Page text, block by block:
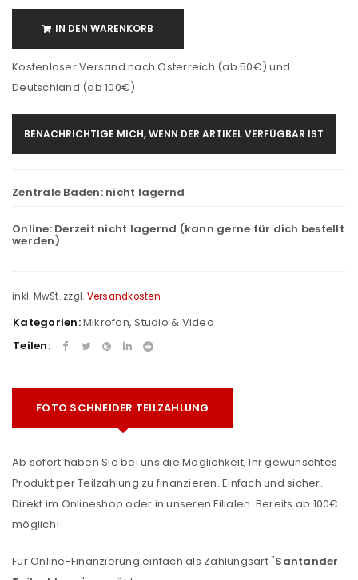
IN DEN WARENKORB
Kostenloser Versand nach Österreich (ab 50€) und
Deutschland (ab 100€)
BENACHRICHTIGE MICH, WENN DER ARTIKEL VERFÜGBAR IST
Zentrale Baden: nicht lagernd
Online: Derzeit nicht lagernd (kann gerne für dich bestellt
werden)
inkl. MwSt. zzgl. Versandkosten
Kategorien:Mikrofon,Studio & Video
Teilen:
FOTO SCHNEIDER TEILZAHLUNG
Ab sofort haben Sie bei uns die Möglichkeit, Ihr gewünschtes
Produkt per Teilzahlung zu finanzieren. Einfach und sicher.
Direkt im Onlineshop oder in unseren Filialen. Bereits ab 100€
möglich!
Für Online-Finanzierung einfach als Zahlungsart "Santander